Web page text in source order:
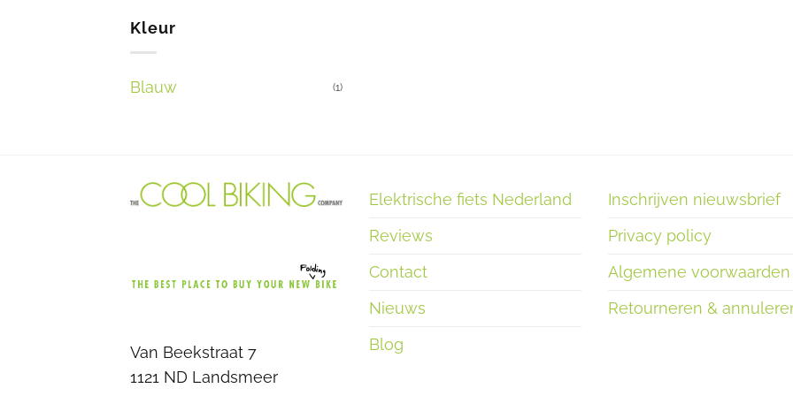
Kleur
Blauw (1)
Van Beekstraat 7
1121 ND Landsmeer
Elektrische fiets Nederland
Reviews
Contact
Nieuws
Blog
Inschrijven nieuwsbrief
Privacy policy
Algemene voorwaarden
Retourneren &